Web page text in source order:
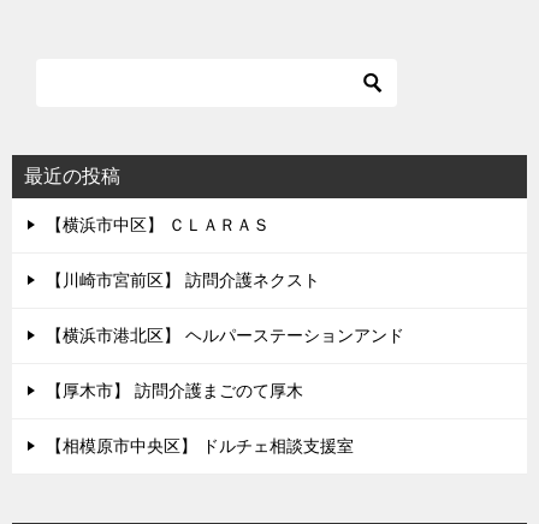
最近の投稿
【横浜市中区】 ＣＬＡＲＡＳ
【川崎市宮前区】 訪問介護ネクスト
【横浜市港北区】 ヘルパーステーションアンド
【厚木市】 訪問介護まごのて厚木
【相模原市中央区】 ドルチェ相談支援室